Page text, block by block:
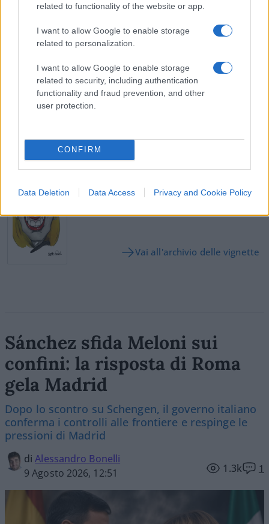
related to functionality of the website or app.
I want to allow Google to enable storage
related to personalization.
I want to allow Google to enable storage
related to security, including authentication
functionality and fraud prevention, and other
user protection.
CONFIRM
Data Deletion Data Access Privacy and Cookie Policy
#VOUCHER
Precedente
PAGINA
SUCCESSIVA
Vignetta del 07/08/2026
Vai all'archivio delle vignette
Sánchez sfida Meloni sui
confini: la risposta di Roma
gela Madrid
Dopo lo scontro su Schengen, il governo italiano
conferma i controlli alle frontiere e respinge le
pressioni di Madrid
diAlessandro Bonelli
9 Agosto 2026, 12:51
1.3k 1